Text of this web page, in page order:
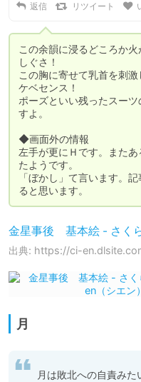
返信 リツイート
この余韻に浸るどころか
しぐさ！
この胸に寄せて乳首を刺
ケベセンス！
ポーズといい残ったスー
すよ。
◆画面外の情報
左手が更にＨです。また
たようです。
「ぼかし」て言います。
ると思います。
金星事後 基本絵 - さく
出典: https://ci-
月
月は敗北への自責み